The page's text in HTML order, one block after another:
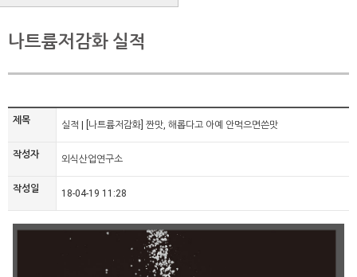
나트륨저감화 실적
제목 실적 | [나트륨저감화] 짠맛, 해롭다고 아예 안먹으면쓴맛
작성자 외식산업연구소
작성일 18-04-19 11:28